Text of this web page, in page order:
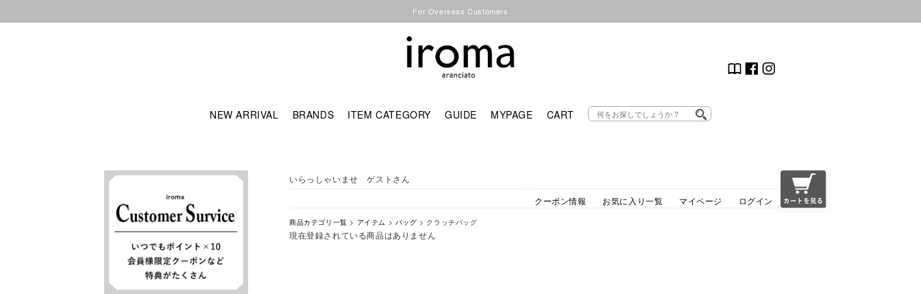
For Overseas Customers
NEW ARRIVAL BRANDS ITEM CATEGORY GUIDE MYPAGE CART
いらっしゃいませ ゲストさん
クーポン情報
お気に入り一覧 マイページ ログイン
商品カテゴリ一覧 > アイテム > バッグ > クラッチバッグ
現在登録されている商品はありません